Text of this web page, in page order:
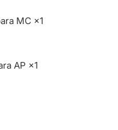
MC ×1
AP ×1